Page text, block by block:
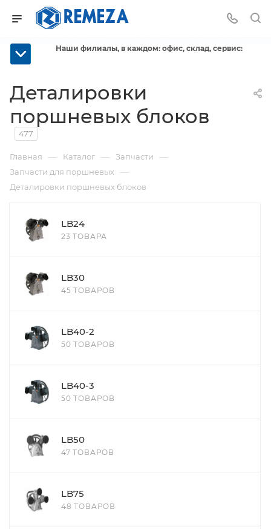
Наши филиалы, в каждом: офис, склад, сервис:
Деталировки
поршневых блоков
477
Главная — Каталог — Запчасти —
Запчасти для поршневых —
Деталировки поршневых блоков
LB24
23 ТОВАРА
LB30
45 ТОВАРОВ
LB40-2
50 ТОВАРОВ
LB40-3
50 ТОВАРОВ
LB50
47 ТОВАРОВ
LB75
48 ТОВАРОВ